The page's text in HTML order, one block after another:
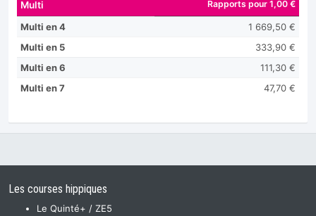
Multi Rapports pour 1,00 €
Multi en 4
1 669,50 €
Multi en 5
333,90 €
Multi en 6
111,30 €
Multi en 7
47,70 €
Les courses hippiques
Le Quinté+ / ZE5